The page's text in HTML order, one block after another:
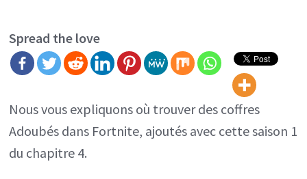
coffres
Adoubés,
Spread the love
Nous vous expliquons où trouver des coffres
Adoubés dans Fortnite, ajoutés avec cette saison 1
du chapitre 4.